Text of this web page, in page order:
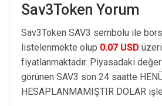
Sav3Token Yorum
Sav3Token SAV3 sembolu ile
listelenmekte olup 0.07 USD
fiyatlanmaktadır. Piyasadaki
görünen SAV3 son 24 saatte
HESAPLANMAMIŞTIR DOLAR